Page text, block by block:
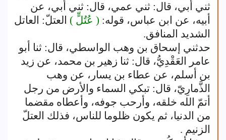
ثني أبي، قال: ثني عمي، قال: ثني أبي، عن
أبيه، عن ابن عباس، قوله: ( عُتُلٍّ ) العتلّ: العاتل
الشديد المنافق.
حدثني إسحاق بن وهب الواسطي، قال: ثنا أبو
عامر العَقْدِيُّ، قال: ثنا زهير بن محمد، عن زيد
بن أسلم، عن عطاء بن يسار، عن وهب
الذَّمارِيّ، قال: تبكي السماء والأرض من رجل
أتمّ الله خلقه، وأرحب جوفه، وأعطاه مقضما
من الدنيا، ثم يكون ظلوما للناس، فذلك العتلّ
الزنيم .